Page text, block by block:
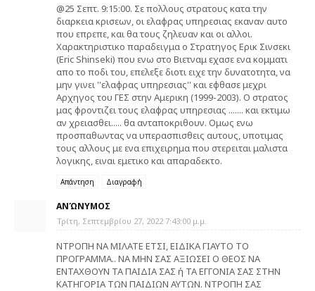
@25 Σεπτ. 9:15:00. Σε πολλους στρατους κατα την
διαρκεια κρισεων, οι ελαφρας υπηρεσιας εκαναν αυτο
που επρεπε, και θα τους ζηλευαν και οι αλλοι.
Χαρακτηριστικο παραδειγμα ο Στρατηγος Ερικ Σινσεκι
(Eric Shinseki) που ενω στο Βιετναμ εχασε ενα κομματι
απο το ποδι του, επελεξε διοτι ειχε την δυνατοτητα, να
μην γινει ''ελαφρας υπηρεσιας'' και εφθασε μεχρι
Αρχηγος του ΓΕΣ στην Αμερικη (1999-2003). Ο στρατος
μας φροντιζει τους ελαφρας υπηρεσιας ....... και εκτιμω
αν χρειασθει..... θα ανταποκριθουν. Ομως ενω
προσπαθωντας να υπερασπισθεις αυτους, υποτιμας
τους αλλους με ενα επιχειρημα που στερειται μαλιστα
λογικης, ειναι εμετικο και απαραδεκτο.
Απάντηση Διαγραφή
ΑΝΏΝΥΜΟΣ
Τρίτη, Σεπτεμβρίου 27, 2022 7:43:00 μ.μ.
ΝΤΡΟΠΗ ΝΑ ΜΙΛΑΤΕ ΕΤΣΙ, ΕΙΔΙΚΑ ΓΙΑΥΤΟ ΤΟ
ΠΡΟΓΡΑΜΜΑ.. ΝΑ ΜΗΝ ΣΑΣ ΑΞΙΩΣΕΙ Ο ΘΕΟΣ ΝΑ
ΕΝΤΑΧΘΟΥΝ ΤΑ ΠΑΙΔΙΑ ΣΑΣ ή ΤΑ ΕΓΓΟΝΙΑ ΣΑΣ ΣΤΗΝ
ΚΑΤΗΓΟΡΙΑ ΤΩΝ ΠΑΙΔΙΩΝ ΑΥΤΩΝ. ΝΤΡΟΠΗ ΣΑΣ